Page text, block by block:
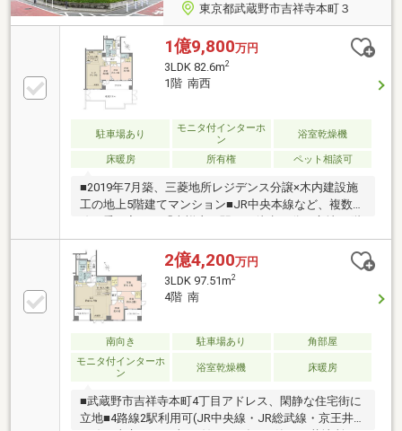
東京都武蔵野市吉祥寺本町３
1億9,800万円
3LDK 82.6m2
1階 南西
駐車場あり
モニタ付インターホ
ン
浴室乾燥機
床暖房 所有権 ペット相談可
■2019年7月築、三菱地所レジデンス分譲×木内建設施
工の地上5階建てマンション■JR中央本線など、複数路
部分につき、階下への物音を気にせず生活できます■
テラス(13.06平米)・専用テラス(34.82平米)付き■キッ
チンには食器洗乾燥機・ディスポーザー・浄水器付き
■浴室は1620サイズ■室内廊下には湿度やにおいを抑え
るエコカラットが採用されています■ペット飼育可能
(規約・細則有り)■24時間ゴミ出し可能■三菱地所コミ
ュニティによる日勤管理が行われています■共用部に
雨の日でも濡れずに乗り降りできる車寄せがございま
2億4,200万円
3LDK 97.51m2
4階 南
南向き 駐車場あり
角部屋
モニタ付インターホ
ン
浴室乾燥機 床暖房
■武蔵野市吉祥寺本町4丁目アドレス、閑静な住宅街に
立地■4路線2駅利用可(JR中央線・JR総武線・京王井の